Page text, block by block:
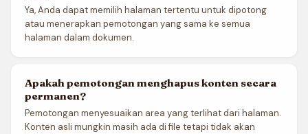
Ya, Anda dapat memilih halaman tertentu untuk dipotong
atau menerapkan pemotongan yang sama ke semua
halaman dalam dokumen.
Apakah pemotongan menghapus konten secara
permanen?
Pemotongan menyesuaikan area yang terlihat dari halaman.
Konten asli mungkin masih ada di file tetapi tidak akan